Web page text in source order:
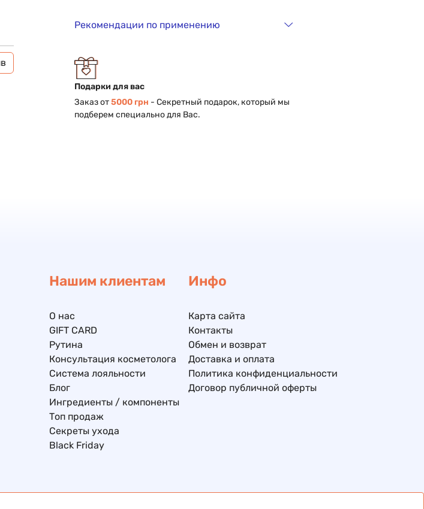
Рекомендации по применению
Подарки для вас
Заказ от5000 грн - Секретный подарок, который мы
подберем специально для Вас.
Нашим клиентам
О нас
GIFT CARD
Рутина
Консультация косметолога
Система лояльности
Блог
Ингредиенты / компоненты
Топ продаж
Секреты ухода
Black Friday
Инфо
Карта сайта
Контакты
Обмен и возврат
Доставка и оплата
Политика конфиденциальности
Договор публичной оферты